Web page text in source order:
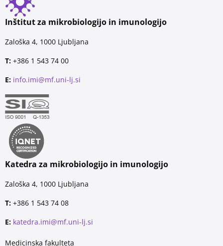
Inštitut za mikrobiologijo in imunologijo
Zaloška 4, 1000 Ljubljana
T: +386 1 543 74 00
E: info.imi@mf.uni-lj.si
Katedra za mikrobiologijo in imunologijo
Zaloška 4, 1000 Ljubljana
T: +386 1 543 74 08
E: katedra.imi@mf.uni-lj.si
Medicinska fakulteta